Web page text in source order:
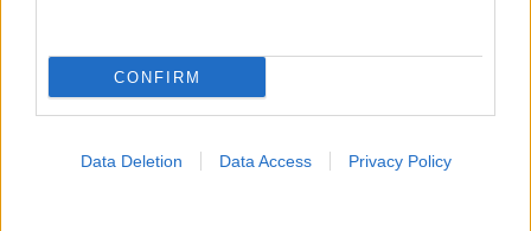
CONFIRM
Data Deletion Data Access Privacy Policy